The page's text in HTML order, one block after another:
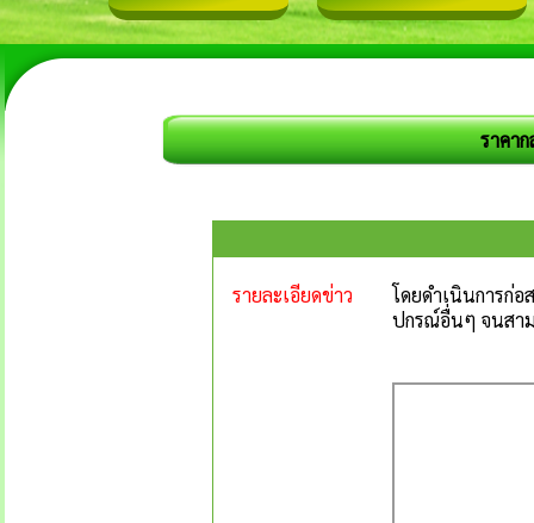
ราคา
รายละเอียดข่าว
โดยดำเนินการก่อ
ปกรณ์อื่นๆ จนสา